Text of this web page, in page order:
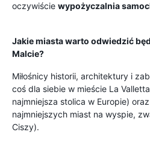
oczywiście wypożyczalnia
Jakie miasta warto odwiedzić
Malcie?
Miłośnicy historii, architektury i
coś dla siebie w mieście La
najmniejsza stolica w Europie)
najmniejszych miast na wyspie,
Ciszy).